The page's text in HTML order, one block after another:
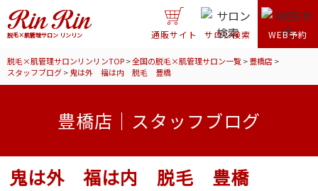
脱毛×肌管理サロン リンリン 通販サイト サロン検索 WEB予約
脱毛×肌管理サロンリンリンTOP>全国の脱毛×肌管理サロン一覧>豊橋店>
スタッフブログ> 鬼は外 福は内 脱毛 豊橋
豊橋店｜スタッフブログ
鬼は外 福は内 脱毛 豊橋